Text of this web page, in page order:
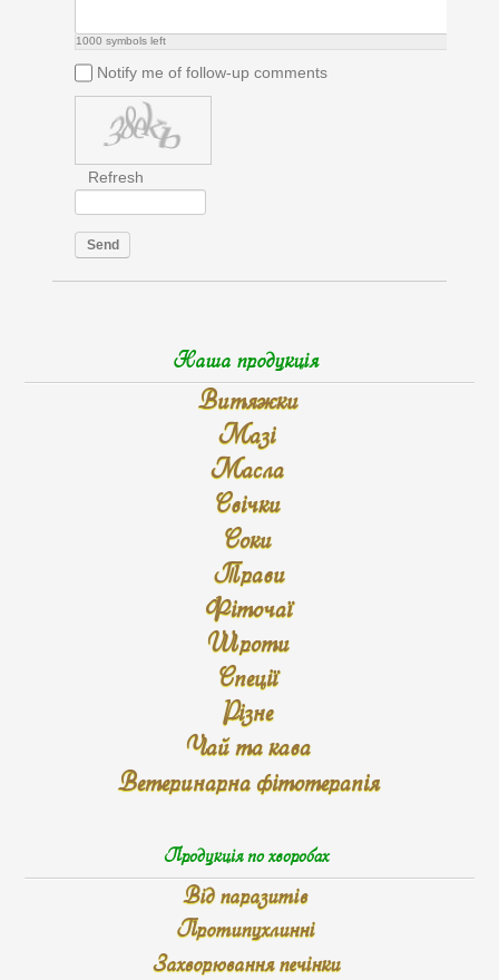
1000 symbols left
Notify me of follow-up comments
Refresh
Send
Наша продукція
Витяжки
Мазі
Масла
Свічки
Соки
Трави
Фіточаї
Шроти
Спеції
Різне
Чай та кава
Ветеринарна фітотерапія
Продукція по хворобах
Від паразитів
Протипухлинні
Захворювання печінки